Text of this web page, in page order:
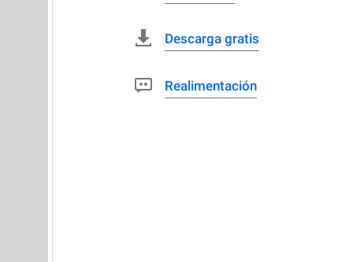
Descarga gratis
Realimentación